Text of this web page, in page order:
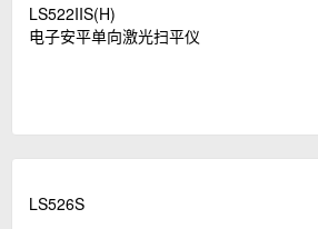
LS522IIS(H)
电子安平单向激光扫平仪
LS526S